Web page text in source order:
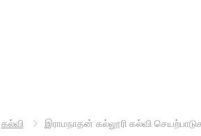
கல்வி இராமநாதன் கல்லூரி கல்வி